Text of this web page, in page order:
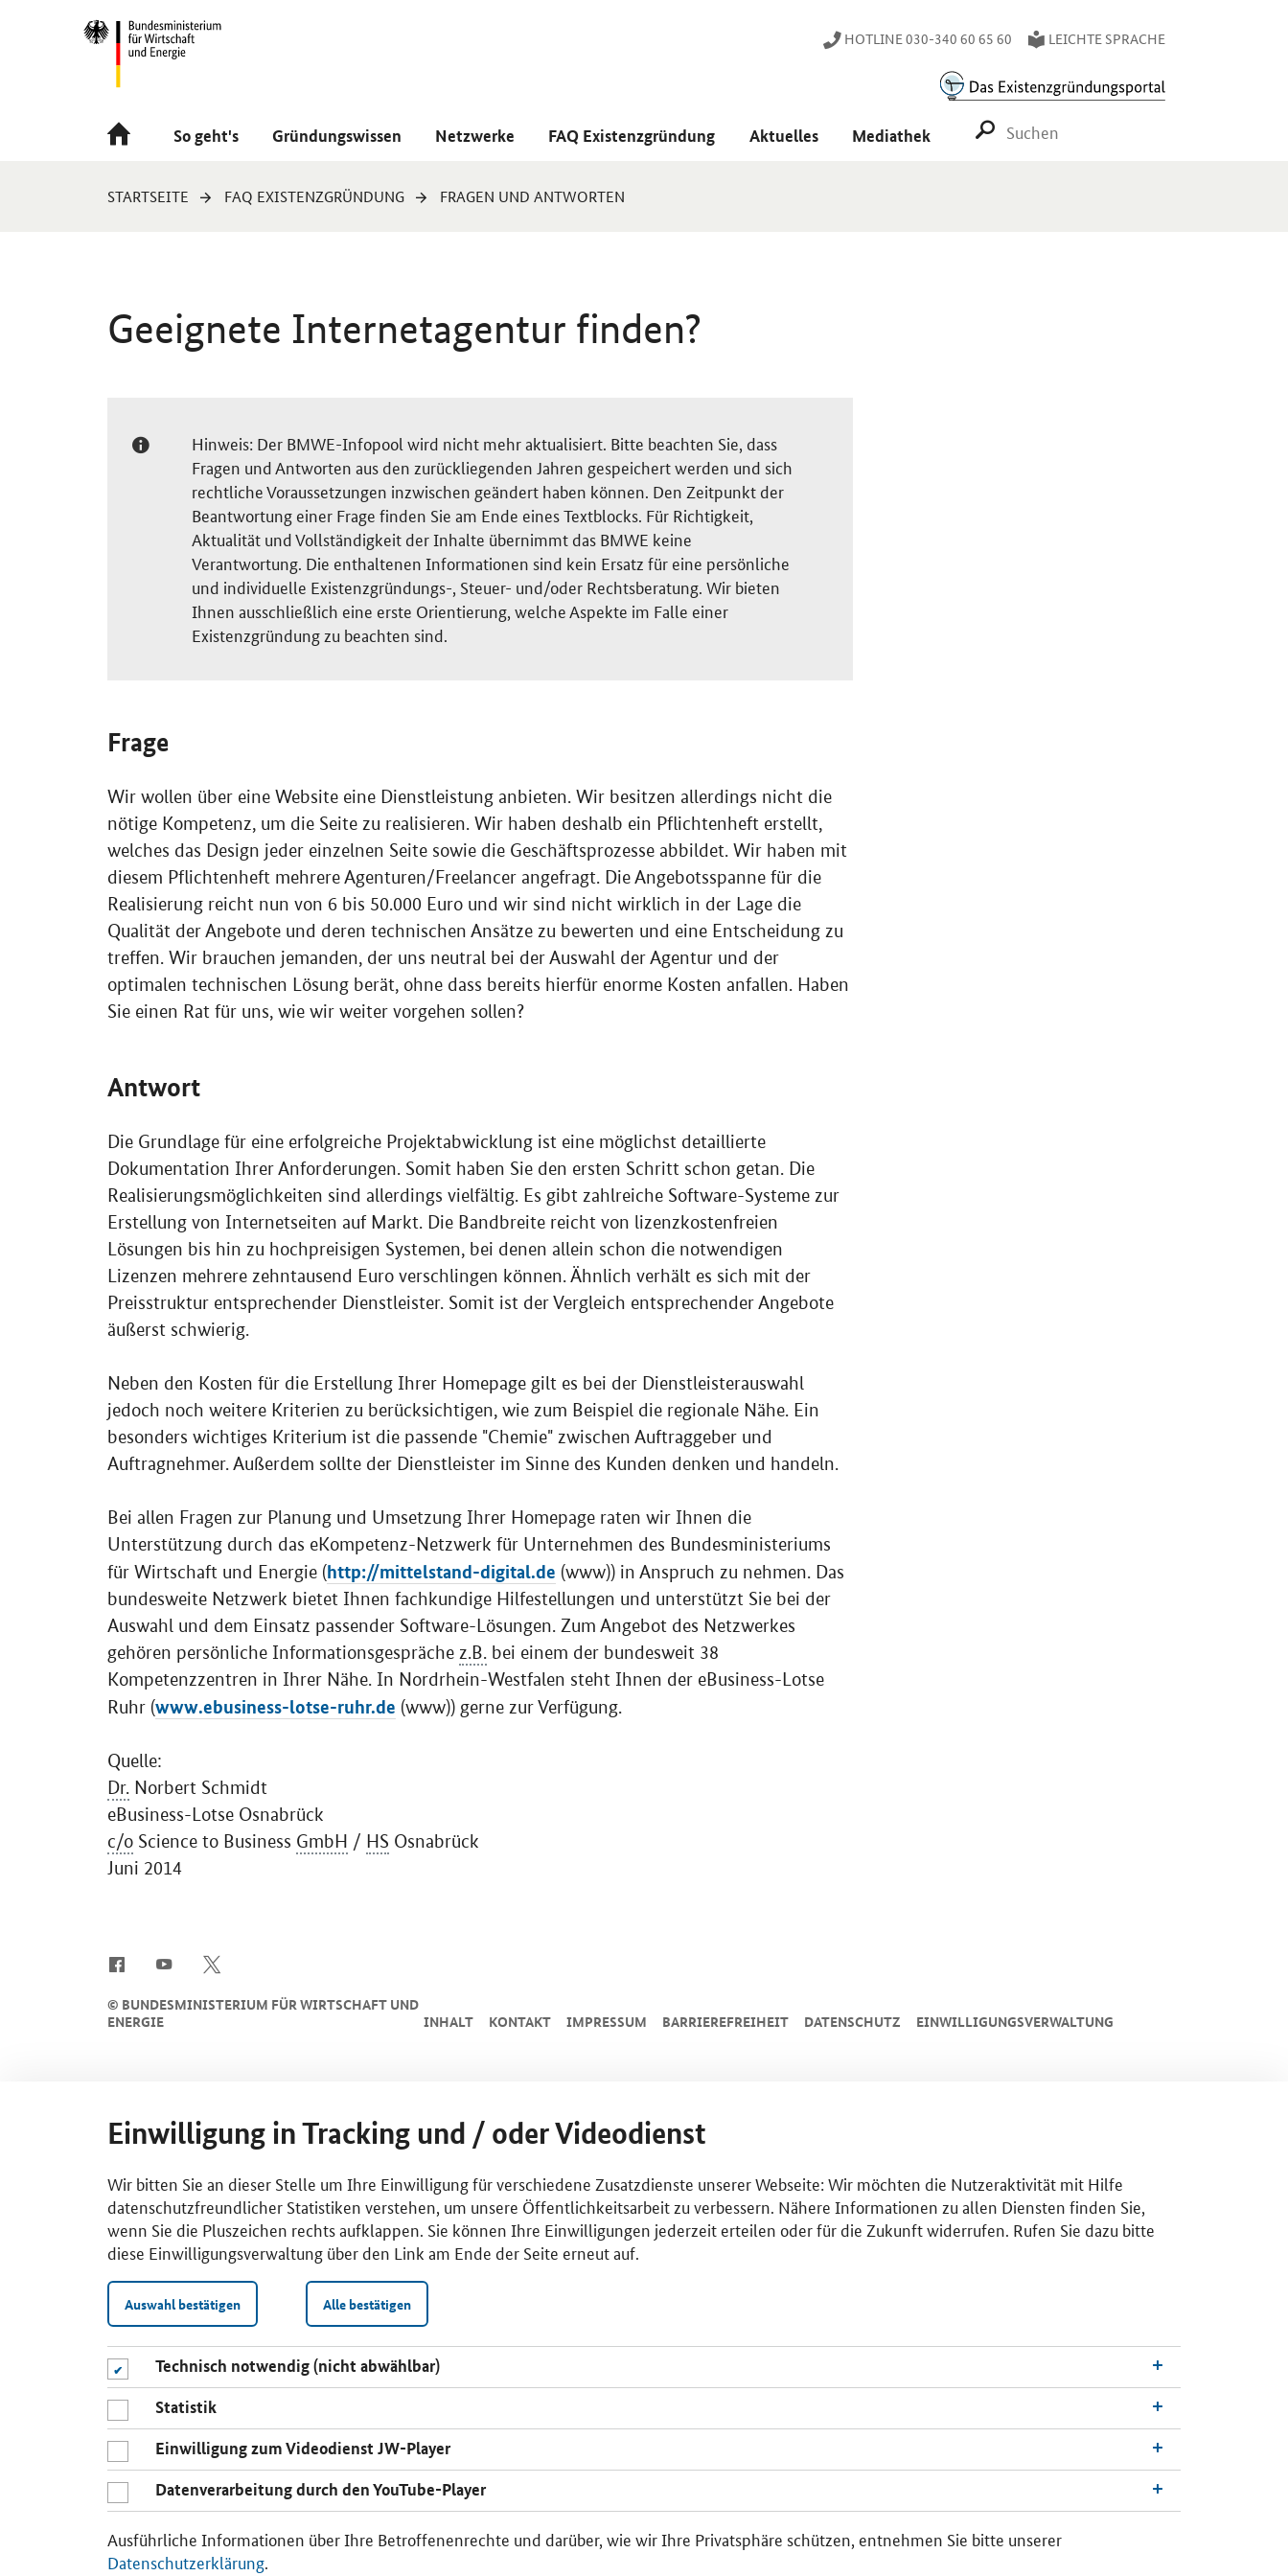
Navigation
Hauptmenü HOTLINE 030-340 60 65 60 LEICHTE SPRACHE
So geht's Gründungswissen Netzwerke FAQ Existenzgründung Aktuelles Mediathek SUCHE STARTEN
Sie
STARTSEITE FAQ EXISTENZGRÜNDUNG FRAGEN UND ANTWORTEN
Geeignete Internetagentur finden?
Hinweis: Der BMWE-Infopool wird nicht mehr aktualisiert. Bitte beachten Sie, dass
Fragen und Antworten aus den zurückliegenden Jahren gespeichert werden und sich
rechtliche Voraussetzungen inzwischen geändert haben können. Den Zeitpunkt der
Beantwortung einer Frage finden Sie am Ende eines Textblocks. Für Richtigkeit,
Aktualität und Vollständigkeit der Inhalte übernimmt das BMWE keine
Verantwortung. Die enthaltenen Informationen sind kein Ersatz für eine persönliche
und individuelle Existenzgründungs-, Steuer- und/oder Rechtsberatung. Wir bieten
Ihnen ausschließlich eine erste Orientierung, welche Aspekte im Falle einer
Existenzgründung zu beachten sind.
Frage
Wir wollen über eine Website eine Dienstleistung anbieten. Wir besitzen allerdings nicht die
nötige Kompetenz, um die Seite zu realisieren. Wir haben deshalb ein Pflichtenheft erstellt,
welches das Design jeder einzelnen Seite sowie die Geschäftsprozesse abbildet. Wir haben mit
diesem Pflichtenheft mehrere Agenturen/Freelancer angefragt. Die Angebotsspanne für die
Realisierung reicht nun von 6 bis 50.000 Euro und wir sind nicht wirklich in der Lage die
Qualität der Angebote und deren technischen Ansätze zu bewerten und eine Entscheidung zu
treffen. Wir brauchen jemanden, der uns neutral bei der Auswahl der Agentur und der
optimalen technischen Lösung berät, ohne dass bereits hierfür enorme Kosten anfallen. Haben
Sie einen Rat für uns, wie wir weiter vorgehen sollen?
Antwort
Die Grundlage für eine erfolgreiche Projektabwicklung ist eine möglichst detaillierte
Dokumentation Ihrer Anforderungen. Somit haben Sie den ersten Schritt schon getan. Die
Realisierungsmöglichkeiten sind allerdings vielfältig. Es gibt zahlreiche Software-Systeme zur
Erstellung von Internetseiten auf Markt. Die Bandbreite reicht von lizenzkostenfreien
Lösungen bis hin zu hochpreisigen Systemen, bei denen allein schon die notwendigen
Lizenzen mehrere zehntausend Euro verschlingen können. Ähnlich verhält es sich mit der
Preisstruktur entsprechender Dienstleister. Somit ist der Vergleich entsprechender Angebote
äußerst schwierig.
Neben den Kosten für die Erstellung Ihrer Homepage gilt es bei der Dienstleisterauswahl
jedoch noch weitere Kriterien zu berücksichtigen, wie zum Beispiel die regionale Nähe. Ein
besonders wichtiges Kriterium ist die passende "Chemie" zwischen Auftraggeber und
Auftragnehmer. Außerdem sollte der Dienstleister im Sinne des Kunden denken und handeln.
Bei allen Fragen zur Planung und Umsetzung Ihrer Homepage raten wir Ihnen die
Unterstützung durch das eKompetenz-Netzwerk für Unternehmen des Bundesministeriums
für Wirtschaft und Energie (http://mittelstand-digital.de (www)) in Anspruch zu nehmen. Das
bundesweite Netzwerk bietet Ihnen fachkundige Hilfestellungen und unterstützt Sie bei der
Auswahl und dem Einsatz passender Software-Lösungen. Zum Angebot des Netzwerkes
gehören persönliche Informationsgespräche z.B. bei einem der bundesweit 38
Kompetenzzentren in Ihrer Nähe. In Nordrhein-Westfalen steht Ihnen der eBusiness-Lotse
Ruhr (www.ebusiness-lotse-ruhr.de (www)) gerne zur Verfügung.
Quelle:
Dr. Norbert Schmidt
eBusiness-Lotse Osnabrück
c/o Science to Business GmbH / HS Osnabrück
Juni 2014
© BUNDESMINISTERIUM FÜR WIRTSCHAFT UND
ENERGIE
INHALT KONTAKT IMPRESSUM BARRIEREFREIHEIT DATENSCHUTZ EINWILLIGUNGSVERWALTUNG
Einwilligung in Tracking und / oder Videodienst
Wir bitten Sie an dieser Stelle um Ihre Einwilligung für verschiedene Zusatzdienste unserer Webseite: Wir möchten die Nutzeraktivität mit Hilfe
datenschutzfreundlicher Statistiken verstehen, um unsere Öffentlichkeitsarbeit zu verbessern. Nähere Informationen zu allen Diensten finden Sie,
wenn Sie die Pluszeichen rechts aufklappen. Sie können Ihre Einwilligungen jederzeit erteilen oder für die Zukunft widerrufen. Rufen Sie dazu bitte
diese Einwilligungsverwaltung über den Link am Ende der Seite erneut auf.
Auswahl bestätigen Alle bestätigen
Technisch notwendig (nicht abwählbar)
Statistik
Einwilligung zum Videodienst JW-Player
Datenverarbeitung durch den YouTube-Player
Ausführliche Informationen über Ihre Betroffenenrechte und darüber, wie wir Ihre Privatsphäre schützen, entnehmen Sie bitte unserer
Datenschutzerklärung.